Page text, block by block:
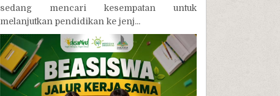
sedang mencari kesempatan untuk
melanjutkan pendidikan ke jenj...